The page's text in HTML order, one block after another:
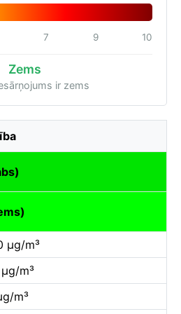
7 9 10
Zems
ir zems
µg/m³
m³
m³